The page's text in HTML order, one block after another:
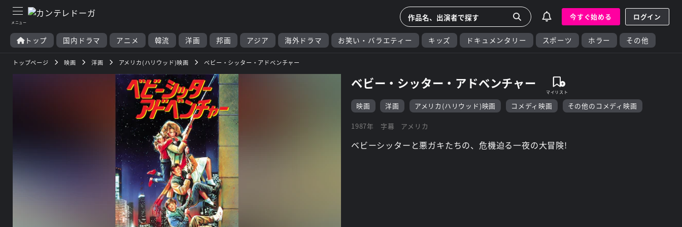
今すぐ始める ログイン
トップ 国内ドラマ アニメ 韓流 洋画 邦画 アジア 海外ドラマ お笑い・バラエティー キッズ ドキュメンタリー スポーツ ホラー その他
トップページ 映画 洋画 アメリカ(ハリウッド)映画 ベビー・シッター・アドベンチャー
ベビー・シッター・アドベンチャー
映画 洋画 アメリカ(ハリウッド)映画 コメディ映画 その他のコメディ映画
1987年 字幕 アメリカ
ベビーシッターと悪ガキたちの、危機迫る一夜の大冒険!